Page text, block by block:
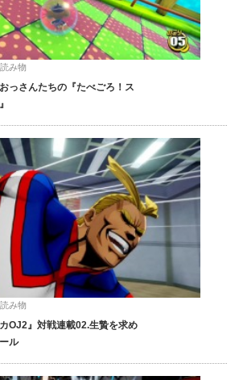
み物
っさんたちの『たべごろ！ス
み物
OJ2』対戦連載02.生贄を求め
ル